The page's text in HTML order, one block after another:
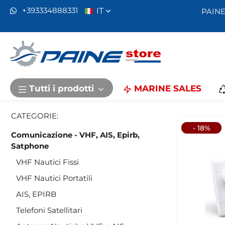
+393334888331 IT
Tutti i prodotti MARINE SALES
Home Comunicazione - VHF, AIS, Epirb, Satphone
CATEGORIE:
Comunicazione - VHF, AIS, Epirb,
Satphone
VHF Nautici Fissi
VHF Nautici Portatili
AIS, EPIRB
Telefoni Satellitari
Standard
- 18%